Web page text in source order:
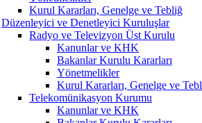
Kurul Kararları, Genelge ve Tebliğ
Düzenleyici ve Denetleyici Kuruluşlar
Radyo ve Televizyon Üst Kurulu
Kanunlar ve KHK
Bakanlar Kurulu Kararları
Yönetmelikler
Kurul Kararları, Genelge ve
Telekomünikasyon Kurumu
Kanunlar ve KHK